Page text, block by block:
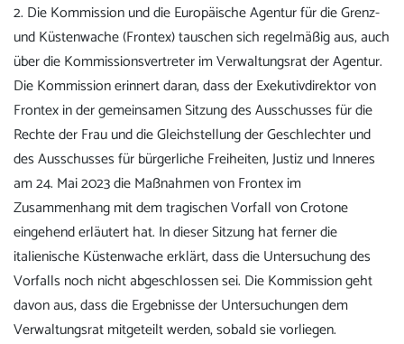
2. Die Kommission und die Europäische Agentur für die Grenz-
und Küstenwache (Frontex) tauschen sich regelmäßig aus, auch
über die Kommissionsvertreter im Verwaltungsrat der Agentur.
Die Kommission erinnert daran, dass der Exekutivdirektor von
Frontex in der gemeinsamen Sitzung des Ausschusses für die
Rechte der Frau und die Gleichstellung der Geschlechter und
des Ausschusses für bürgerliche Freiheiten, Justiz und Inneres
am 24. Mai 2023 die Maßnahmen von Frontex im
Zusammenhang mit dem tragischen Vorfall von Crotone
eingehend erläutert hat. In dieser Sitzung hat ferner die
italienische Küstenwache erklärt, dass die Untersuchung des
Vorfalls noch nicht abgeschlossen sei. Die Kommission geht
davon aus, dass die Ergebnisse der Untersuchungen dem
Verwaltungsrat mitgeteilt werden, sobald sie vorliegen.